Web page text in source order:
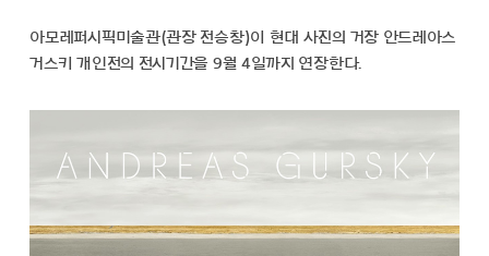
아모레퍼시픽미술관(관장 전승창)이 현대 사진의 거장 안드레아스
거스키 개인전의 전시기간을 9월 4일까지 연장한다.